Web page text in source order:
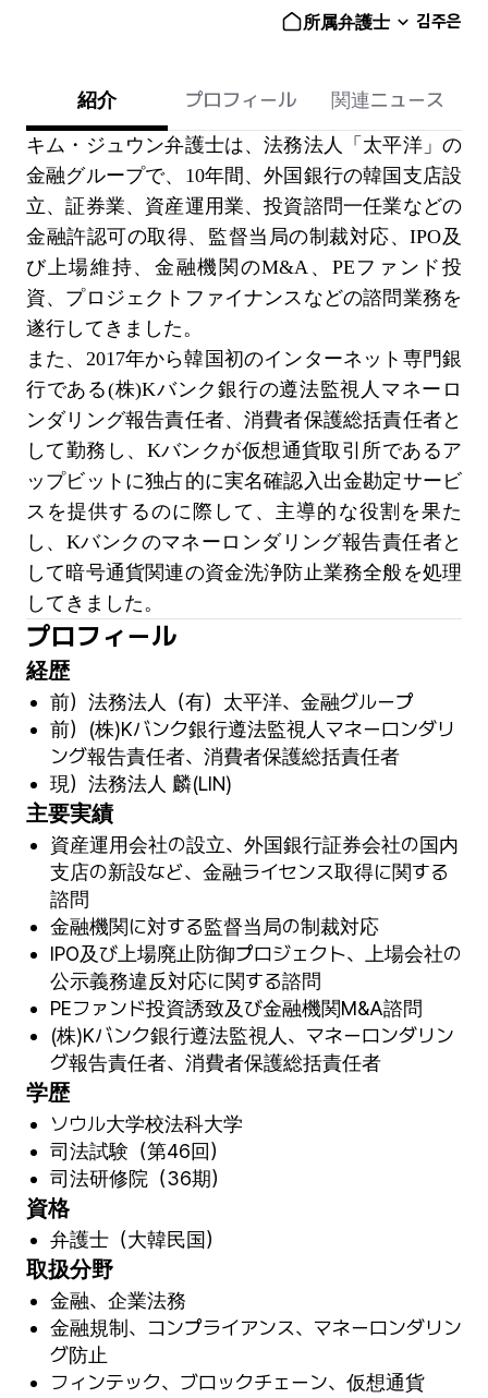
所属弁護士 김주은
紹介 プロフィール 関連ニュース
キム・ジュウン弁護士は、法務法人「太平洋」の
金融グループで、10年間、外国銀行の韓国支店設
立、証券業、資産運用業、投資諮問一任業などの
金融許認可の取得、監督当局の制裁対応、IPO及
び上場維持、金融機関のM&A、PEファンド投
資、プロジェクトファイナンスなどの諮問業務を
遂行してきました。
また、2017年から韓国初のインターネット専門銀
行である(株)Kバンク銀行の遵法監視人マネーロ
ンダリング報告責任者、消費者保護総括責任者と
して勤務し、Kバンクが仮想通貨取引所であるア
ップビットに独占的に実名確認入出金勘定サービ
スを提供するのに際して、主導的な役割を果た
し、Kバンクのマネーロンダリング報告責任者と
して暗号通貨関連の資金洗浄防止業務全般を処理
してきました。
プロフィール
経歴
前）法務法人（有）太平洋、金融グループ
前）(株)Kバンク銀行遵法監視人マネーロンダリ
ング報告責任者、消費者保護総括責任者
現）法務法人 麟(LIN)
主要実績
資産運用会社の設立、外国銀行証券会社の国内
支店の新設など、金融ライセンス取得に関する
諮問
金融機関に対する監督当局の制裁対応
IPO及び上場廃止防御プロジェクト、上場会社の
公示義務違反対応に関する諮問
PEファンド投資誘致及び金融機関M&A諮問
(株)Kバンク銀行遵法監視人、マネーロンダリン
グ報告責任者、消費者保護総括責任者
学歴
ソウル大学校法科大学
司法試験（第46回）
司法研修院（36期）
資格
弁護士（大韓民国）
取扱分野
金融、企業法務
金融規制、コンプライアンス、マネーロンダリン
グ防止
フィンテック、ブロックチェーン、仮想通貨